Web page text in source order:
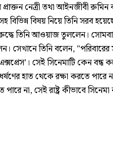
নেত্রী তথা আইনজীবী
বিভিন্ন বিষয় নিয়ে তিনি সরব
তিনি আওয়াজ তুললেন।
সেখানে তিনি বলেন,
সেই সিনেমাটি কেন বন্ধ
হাত থেকে রক্ষা করতে পারে
পারে না, সেই রাষ্ট্র কীভাবে